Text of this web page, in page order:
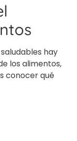
hay
los alimentos,
conocer qué